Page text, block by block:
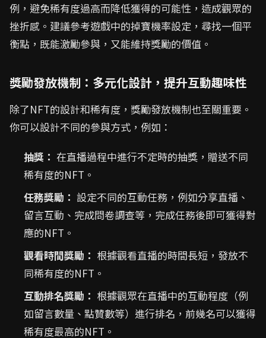
例，避免稀有度過高而降低獲得的可能性，造成觀眾的
挫折感。建議參考遊戲中的掉寶機率設定，尋找一個平
衡點，既能激勵參與，又能維持獎勵的價值。
獎勵發放機制：多元化設計，提升互動趣味性
除了NFT的設計和稀有度，獎勵發放機制也至關重要。
你可以設計不同的參與方式，例如：
抽獎： 在直播過程中進行不定時的抽獎，贈送不同
稀有度的NFT。
任務獎勵： 設定不同的互動任務，例如分享直播、
留言互動、完成問卷調查等，完成任務後即可獲得對
應的NFT。
觀看時間獎勵： 根據觀看直播的時間長短，發放不
同稀有度的NFT。
互動排名獎勵： 根據觀眾在直播中的互動程度（例
如留言數量、點贊數等）進行排名，前幾名可以獲得
稀有度最高的NFT。